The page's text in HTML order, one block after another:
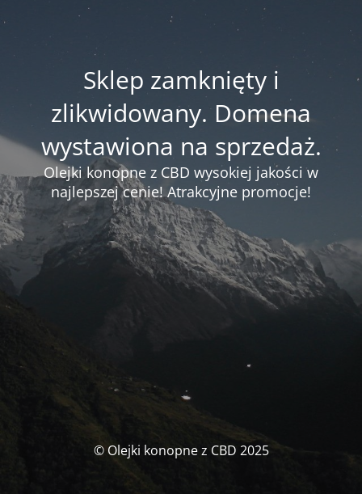
Sklep zamknięty i
zlikwidowany. Domena
wystawiona na sprzedaż.
Olejki konopne z CBD wysokiej jakości w
najlepszej cenie! Atrakcyjne promocje!
© Olejki konopne z CBD 2025